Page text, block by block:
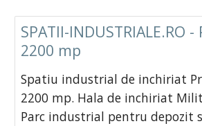
SPATII-INDUSTRIALE.RO
2200 mp
Spatiu industrial de inchiriat
2200 mp. Hala de inchiriat
Parc industrial pentru depozit